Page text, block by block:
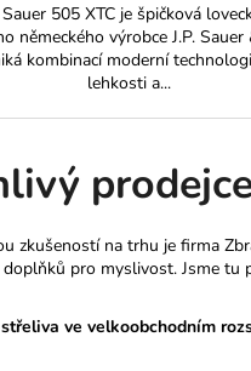
505 XTC je špičková
německého výrobce J.P.
kombinací moderní
lehkosti a...
zkušeností na trhu je firma
pro myslivost. Jsme tu
ve velkoobchodním